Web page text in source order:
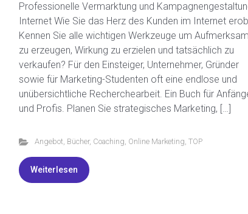
Professionelle Vermarktung und
Internet Wie Sie das Herz des Kunden im Internet
Kennen Sie alle wichtigen Werkzeuge um
zu erzeugen, Wirkung zu erzielen und tatsächlich zu
verkaufen? Für den Einsteiger, Unternehmer, Gründer
sowie für Marketing-Studenten oft eine endlose und
unübersichtliche Recherchearbeit. Ein Buch für
und Profis. Planen Sie strategisches Marketing, […]
Angebot, Bücher, Coaching, Online Marketing, TOP
Weiterlesen